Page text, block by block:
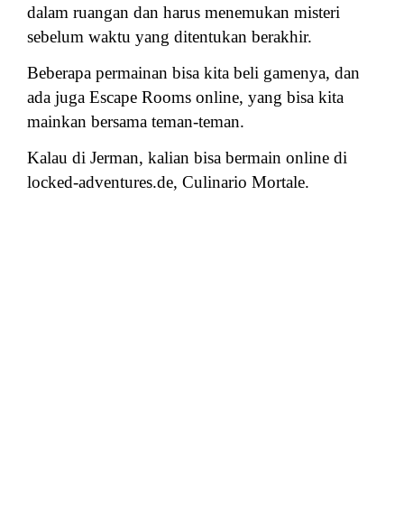
dalam ruangan dan harus menemukan misteri
sebelum waktu yang ditentukan berakhir.
Beberapa permainan bisa kita beli gamenya, dan
ada juga Escape Rooms online, yang bisa kita
mainkan bersama teman-teman.
Kalau di Jerman, kalian bisa bermain online di
locked-adventures.de, Culinario Mortale.